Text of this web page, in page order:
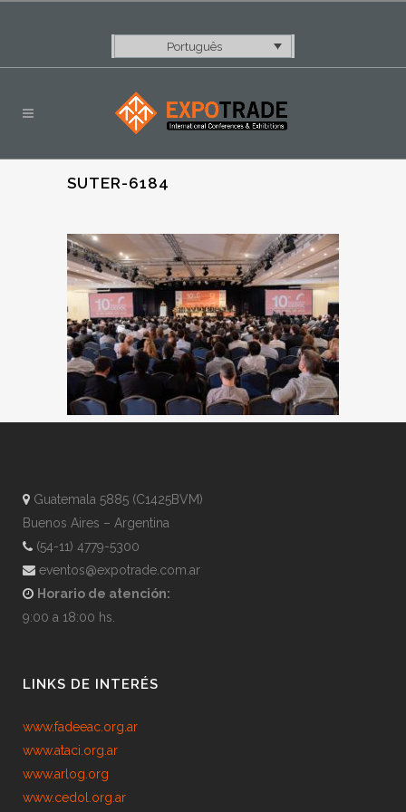
Português
SUTER-6184
Guatemala 5885 (C1425BVM)
Buenos Aires – Argentina
(54-11) 4779-5300
eventos@expotrade.com.ar
Horario de atención:
9:00 a 18:00 hs.
LINKS DE INTERÉS
www.fadeeac.org.ar
www.ataci.org.ar
www.arlog.org
www.cedol.org.ar